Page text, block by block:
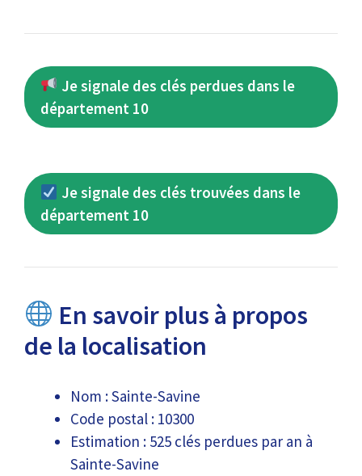
Je signale des clés perdues dans le
département 10
Je signale des clés trouvées dans le
département 10
En savoir plus à propos
de la localisation
Nom : Sainte-Savine
Code postal : 10300
Estimation : 525 clés perdues par an à
Sainte-Savine